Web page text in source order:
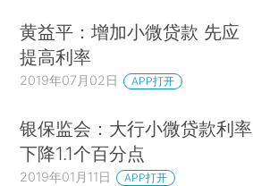
黄益平：增加小微贷款 先应
提高利率
2019年07月02日 APP打开
银保监会：大行小微贷款利率
下降1.1个百分点
2019年01月11日 APP打开